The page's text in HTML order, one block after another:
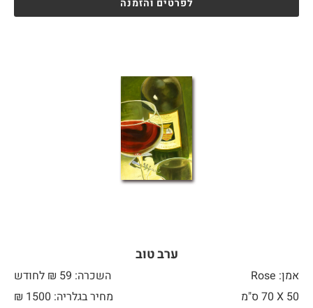
לפרטים והזמנה
ערב טוב
אמן: Rose
השכרה: 59 ₪ לחודש
50 X
מחיר בגלריה: 1500 ₪